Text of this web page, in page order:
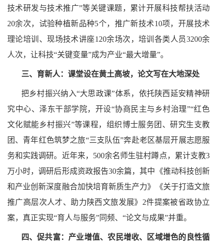
技术研发与技术推广”等关键课题，累计开展科技帮扶活动
20余次，试验种植新品种5个，推广新技术10项，开展技术
理论培训、现场技术讲座120余场次，培训各类人员3200余
人次，让科技“关键变量”成为产业“最大增量”。
三、育新人：课堂设在黄土高坡，论文写在大地深处
把乡村振兴纳入“大思政课”体系，依托陕西延安精神研
究中心、泽东干部学院，开设“协商民主与乡村治理”“红色
文化赋能乡村振兴”等课程，组织博士服务团、研究生支教
团、青年红色筑梦之旅“三支队伍”奔赴老区基层开展志愿服
务和实践调研。近年来，500余名师生驻村蹲点，累计支教3
万小时，调研后形成资政报告30余篇，其中《推动科技创新
和产业创新深度融合加快培育新质生产力》《关于打造文旅
推广高层次人才、助力陕西文旅发展》2件提案被省政协立
案，真正实现“育人与服务”同频、“论文与成果”并重。
四、促共富：产业增值、农民增收、区域增色的良性循